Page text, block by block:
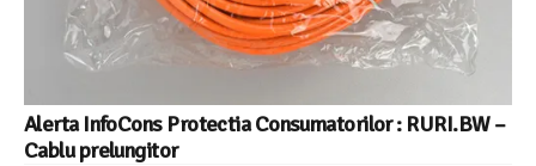
Alerta InfoCons Protectia Consumatorilor : RURI.BW –
Cablu prelungitor